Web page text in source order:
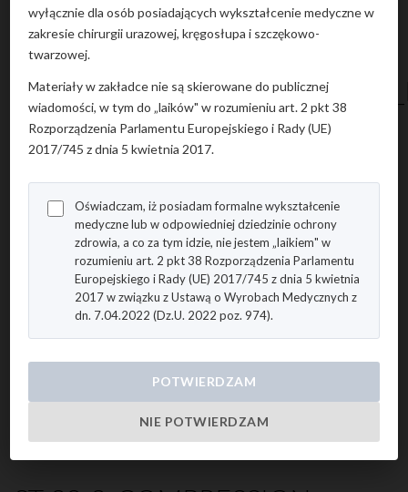
ST-80-
ST-92A-2_CHARSPINE-
VBR_MESH-IMPLANT-
SYSTEM_EN
STERNO-COSTAL-
PLATE_CHESTER
ST-42C_STERNO-COSTAL-
PLATE_CHESTER
wyłącznie dla osób posiadających wykształcenie medyczne w
zakresie chirurgii urazowej, kręgosłupa i szczękowo-
twarzowej.
Materiały w zakładce nie są skierowane do publicznej
wiadomości, w tym do „laików" w rozumieniu art. 2 pkt 38
Rozporządzenia Parlamentu Europejskiego i Rady (UE)
2017/745 z dnia 5 kwietnia 2017.
Oświadczam, iż posiadam formalne wykształcenie
medyczne lub w odpowiedniej dziedzinie ochrony
zdrowia, a co za tym idzie, nie jestem „laikiem" w
rozumieniu art. 2 pkt 38 Rozporządzenia Parlamentu
Europejskiego i Rady (UE) 2017/745 z dnia 5 kwietnia
2017 w związku z Ustawą o Wyrobach Medycznych z
dn. 7.04.2022 (Dz.U. 2022 poz. 974).
POTWIERDZAM
NIE POTWIERDZAM